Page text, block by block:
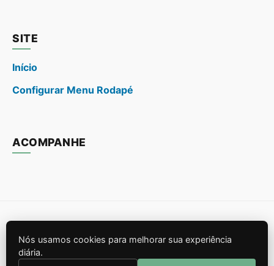
SITE
Início
Configurar Menu Rodapé
ACOMPANHE
Construído para SEO e Performance.
Nós usamos cookies para melhorar sua experiência
diária.